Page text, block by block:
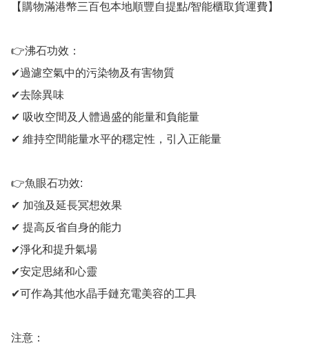
【購物滿港幣三百包本地順豐自提點/智能櫃取貨運費】
👉沸石功效：
✔過濾空氣中的污染物及有害物質
✔去除異味
✔ 吸收空間及人體過盛的能量和負能量
✔ 維持空間能量水平的穩定性，引入正能量
👉魚眼石功效:
✔ 加強及延長冥想效果
✔ 提高反省自身的能力
✔淨化和提升氣場
✔安定思緒和心靈
✔可作為其他水晶手鏈充電美容的工具
注意：